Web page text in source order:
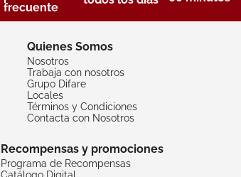
frecuente
Quienes Somos
Nosotros
Trabaja con nosotros
Grupo Difare
Locales
Términos y Condiciones
Contacta con Nosotros
Recompensas y promociones
Programa de Recompensas
Catálogo Digital